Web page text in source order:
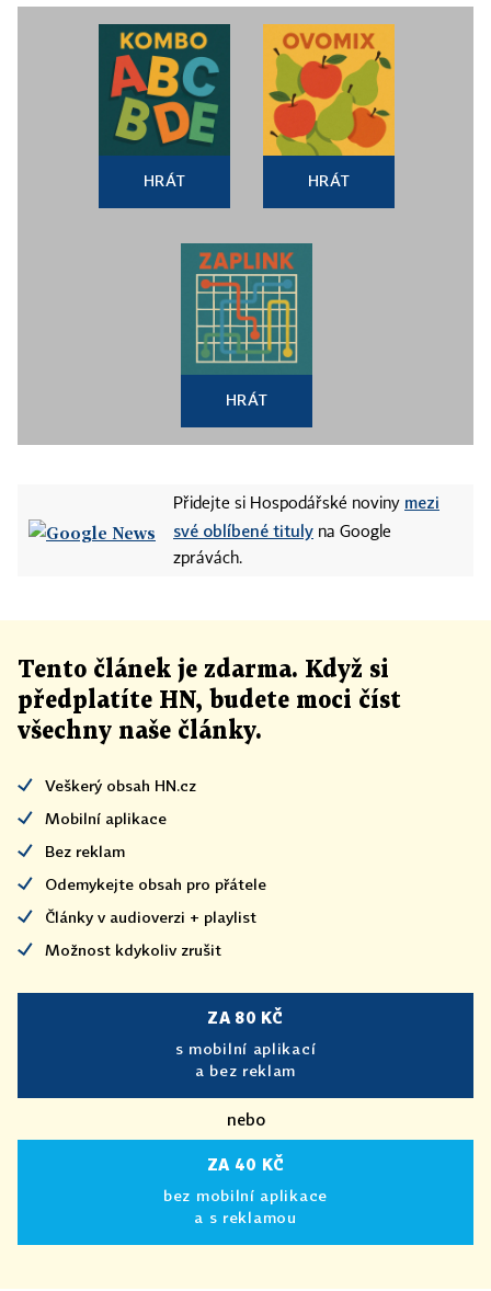
HRÁT HRÁT
HRÁT
Přidejte si Hospodářské noviny mezi
své oblíbené tituly na Google
zprávách.
Tento článek je zdarma. Když si
předplatíte HN, budete moci číst
všechny naše články.
Veškerý obsah HN.cz
Mobilní aplikace
Bez reklam
Odemykejte obsah pro přátele
Články v audioverzi + playlist
Možnost kdykoliv zrušit
ZA 80 KČ
s mobilní aplikací
a bez reklam
nebo
ZA 40 KČ
bez mobilní aplikace
a s reklamou